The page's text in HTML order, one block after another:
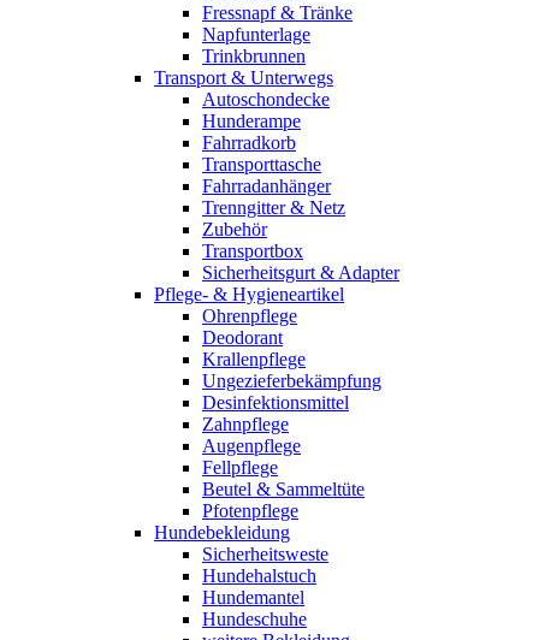
Fressnapf & Tränke
Napfunterlage
Trinkbrunnen
Transport & Unterwegs
Autoschondecke
Hunderampe
Fahrradkorb
Transporttasche
Fahrradanhänger
Trenngitter & Netz
Zubehör
Transportbox
Sicherheitsgurt & Adapter
Pflege- & Hygieneartikel
Ohrenpflege
Deodorant
Krallenpflege
Ungezieferbekämpfung
Desinfektionsmittel
Zahnpflege
Augenpflege
Fellpflege
Beutel & Sammeltüte
Pfotenpflege
Hundebekleidung
Sicherheitsweste
Hundehalstuch
Hundemantel
Hundeschuhe